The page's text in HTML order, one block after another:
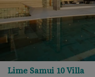
Lime Samui 10 Villa